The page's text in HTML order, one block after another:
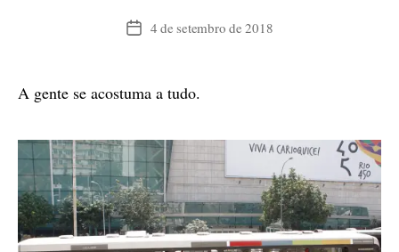
Data4 de setembro de 2018
A gente se acostuma a tudo.